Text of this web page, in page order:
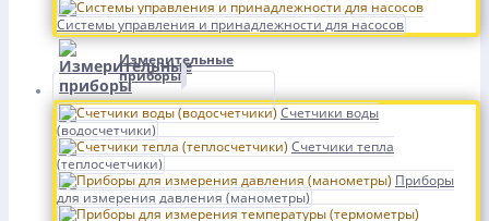
Системы управления и принадлежности для насосов
Измерительные
приборы
Счетчики воды
(водосчетчики)
Счетчики тепла
(теплосчетчики)
Приборы
для измерения давления (манометры)